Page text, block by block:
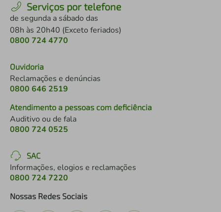
Serviços por telefone
de segunda a sábado das
08h às 20h40 (Exceto feriados)
0800 724 4770
Ouvidoria
Reclamações e denúncias
0800 646 2519
Atendimento a pessoas com deficiência
Auditivo ou de fala
0800 724 0525
SAC
Informações, elogios e reclamações
0800 724 7220
Nossas Redes Sociais